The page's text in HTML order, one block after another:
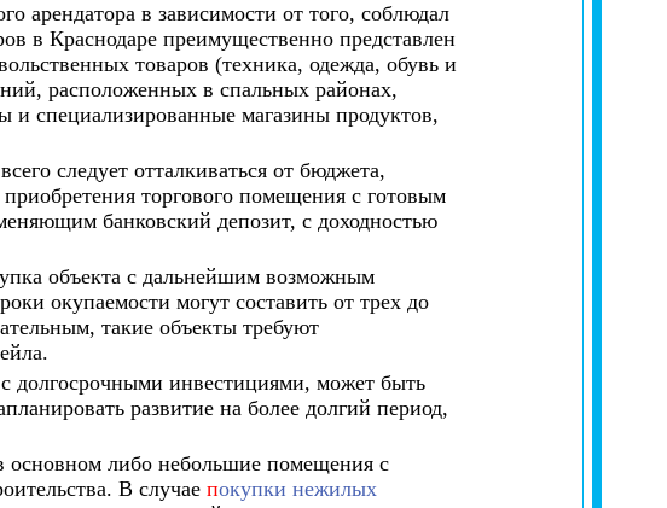
арендатора в зависимости от того, соблюдал
в Краснодаре преимущественно представлен
товаров (техника, одежда, обувь и
расположенных в спальных районах,
и специализированные магазины продуктов,
следует отталкиваться от бюджета,
торгового помещения с готовым
банковский депозит, с доходностью
объекта с дальнейшим возможным
окупаемости могут составить от трех до
такие объекты требуют
с долгосрочными инвестициями, может быть
развитие на более долгий период,
основном либо небольшие помещения с
В случае покупки нежилых